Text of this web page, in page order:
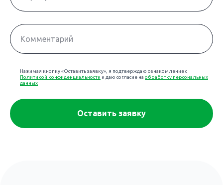
Нажимая кнопку «Оставить заявку», я подтверждаю ознакомление с
Политикой конфиденциальности и даю согласие на обработку персональных
данных
Оставить заявку